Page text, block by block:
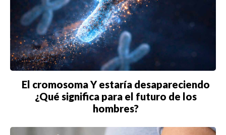
BIENES RAICES
ESTILO DE VIDA
DEPORTES
CIENCIA
El cromosoma Y estaría desapareciendo
¿Qué significa para el futuro de los
hombres?